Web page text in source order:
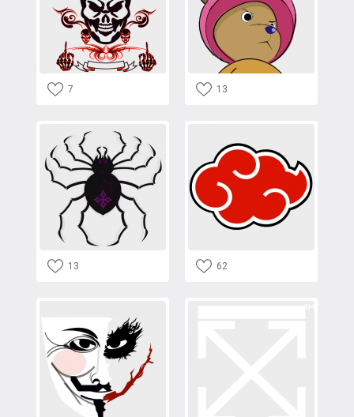
7 13
13 62